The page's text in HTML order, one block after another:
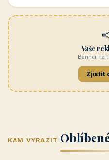
Vaše
Banner na
Zjistit
KAM VYRAZIT
(Jihomoravský
kraj)
Zlínský kraj
Karlovarský